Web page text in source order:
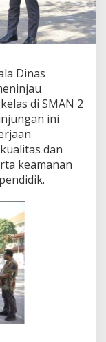
Dinas
di SMAN 2
ini
dan
keamanan